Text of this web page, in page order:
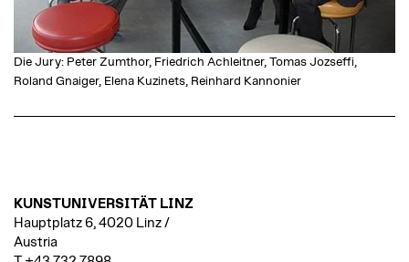
Die Jury: Peter Zumthor, Friedrich Achleitner, Tomas Jozseffi,
Roland Gnaiger, Elena Kuzinets, Reinhard Kannonier
KUNSTUNIVERSITÄT LINZ
Hauptplatz 6, 4020 Linz /
Austria